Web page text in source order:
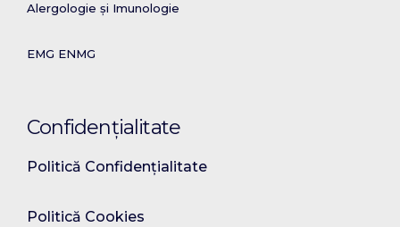
Alergologie și Imunologie
EMG ENMG
Confidențialitate
Politică Confidențialitate
Politică Cookies